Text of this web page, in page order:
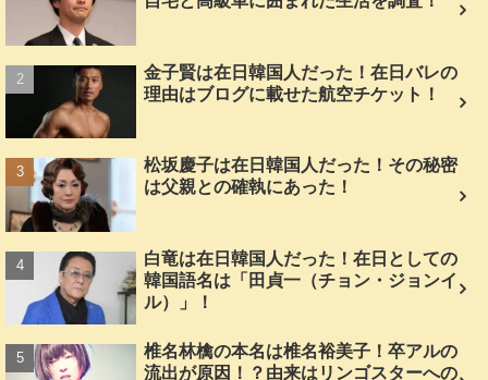
金子賢は在日韓国人だった！在日バレの
理由はブログに載せた航空チケット！
松坂慶子は在日韓国人だった！その秘密
は父親との確執にあった！
白竜は在日韓国人だった！在日としての
韓国語名は「田貞一（チョン・ジョンイ
ル）」！
椎名林檎の本名は椎名裕美子！卒アルの
流出が原因！？由来はリンゴスターへの